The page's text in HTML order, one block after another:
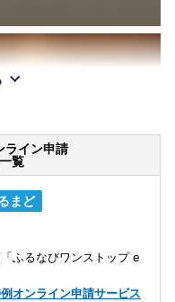
ライン申請
覧
まど
ふるなびワンストップ e
オンライン申請サービス